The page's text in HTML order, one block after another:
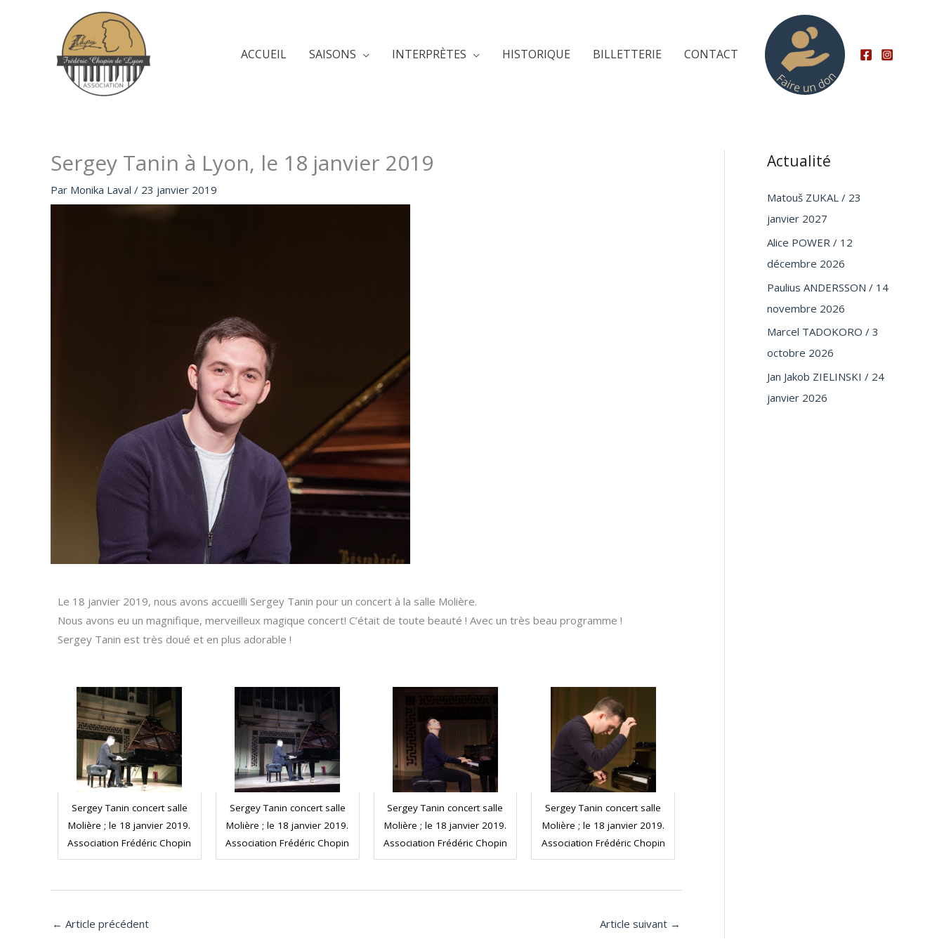
ACCUEIL SAISONS INTERPRÈTES HISTORIQUE BILLETTERIE CONTACT
Sergey Tanin à Lyon, le 18 janvier 2019
Par Monika Laval / 23 janvier 2019
Le 18 janvier 2019, nous avons accueilli Sergey Tanin pour un concert à la salle Molière.
Nous avons eu un magnifique, merveilleux magique concert! C’était de toute beauté ! Avec un très beau programme !
Sergey Tanin est très doué et en plus adorable !
Sergey Tanin concert salle
Molière ; le 18 janvier 2019.
Association Frédéric Chopin
Sergey Tanin concert salle
Molière ; le 18 janvier 2019.
Association Frédéric Chopin
Sergey Tanin concert salle
Molière ; le 18 janvier 2019.
Association Frédéric Chopin
Sergey Tanin concert salle
Molière ; le 18 janvier 2019.
Association Frédéric Chopin
← Article précédent Article suivant →
Actualité
Matouš ZUKAL / 23
janvier 2027
Alice POWER / 12
décembre 2026
Paulius ANDERSSON / 14
novembre 2026
Marcel TADOKORO / 3
octobre 2026
Jan Jakob ZIELINSKI / 24
janvier 2026